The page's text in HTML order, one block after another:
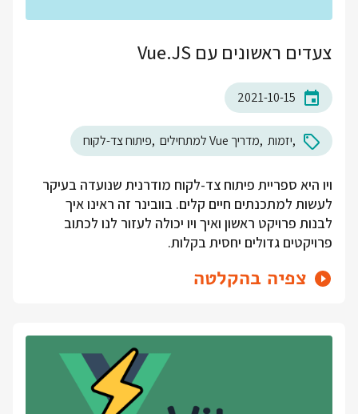
צעדים ראשונים עם Vue.JS
2021-10-15
יזמות מדריך Vue למתחילים פיתוח צד-לקוח
ויו היא ספריית פיתוח צד-לקוח מודרנית שנועדה בעיקר
לעשות למתכנתים חיים קלים. בוובינר זה ראינו איך
לבנות פרויקט ראשון ואיך ויו יכולה לעזור לנו לכתוב
פרויקטים גדולים יחסית בקלות.
צפיה בהקלטה